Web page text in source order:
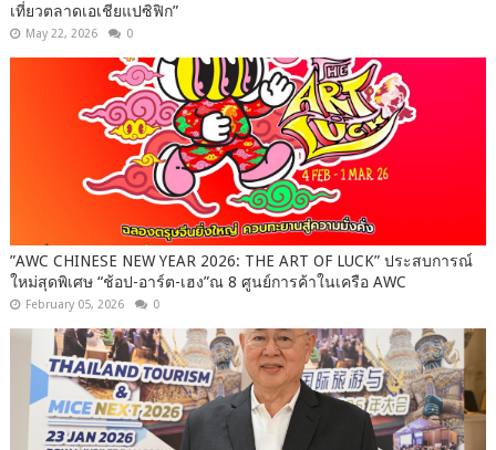
เที่ยวตลาดเอเชียแปซิฟิก”
May 22, 2026 0
”AWC CHINESE NEW YEAR 2026: THE ART OF LUCK” ประสบการณ์
ใหม่สุดพิเศษ “ช้อป-อาร์ต-เฮง”ณ 8 ศูนย์การค้าในเครือ AWC
February 05, 2026 0